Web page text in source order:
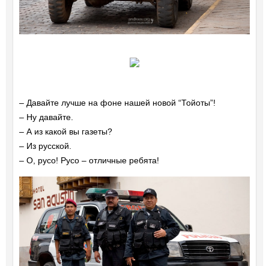
– Давайте лучше на фоне нашей новой “Тойоты”!
– Ну давайте.
– А из какой вы газеты?
– Из русской.
– О, русо! Русо – отличные ребята!